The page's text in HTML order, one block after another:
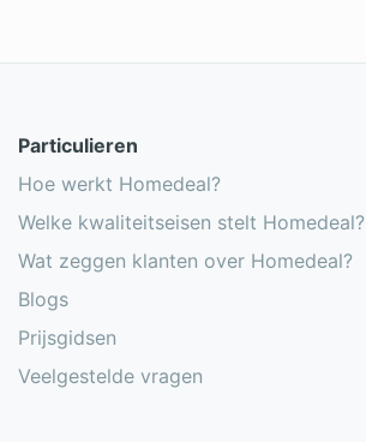
Particulieren
Hoe werkt Homedeal?
Welke kwaliteitseisen stelt Homedeal?
Wat zeggen klanten over Homedeal?
Blogs
Prijsgidsen
Veelgestelde vragen